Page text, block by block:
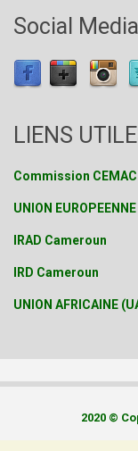
Social
LIENS
Commission CEMAC
UNION EUROPEENNE
IRAD Cameroun
IRD Cameroun
UNION AFRICAINE
2020 ©